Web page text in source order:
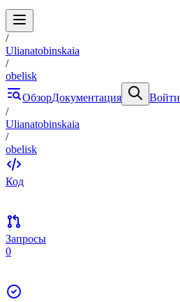
/
Ulianatobinskaia
/
obelisk
ОбзорДокументация
Войти
/
Ulianatobinskaia
/
obelisk
Код
Запросы
0